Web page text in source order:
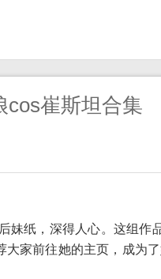
cos崔斯坦合集
妹纸，深得人心。这组作
家前往她的主页，成为